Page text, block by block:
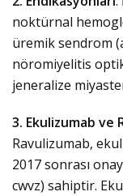
noktürnal
üremik sendrom
nöromiyelitis
jeneralize
3. Ekulizumab ve
Ravulizumab,
2017 sonrası
cwvz) sahiptir.